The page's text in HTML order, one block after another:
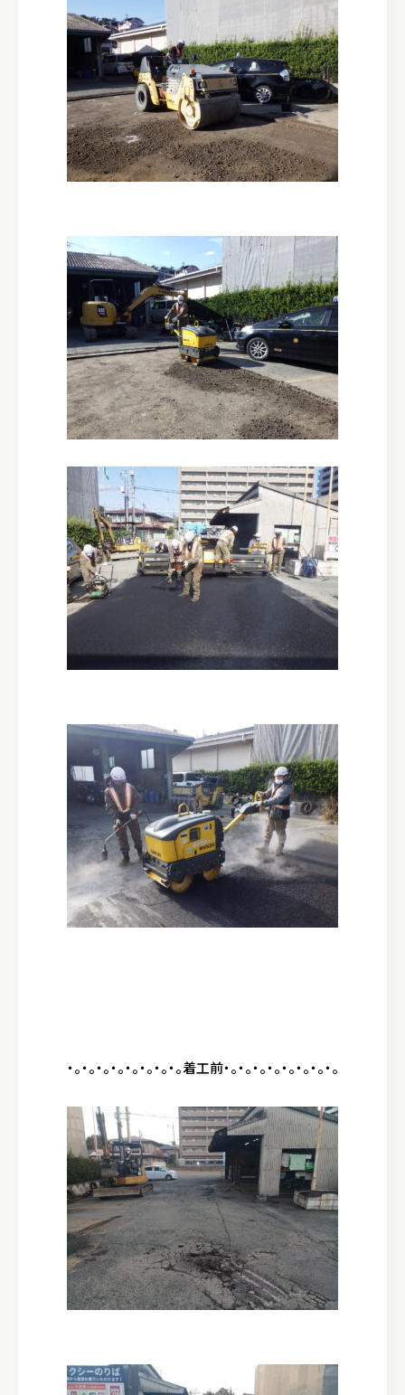
・。・。・。・。・。・。・。・。着工前・。・。・。・。・。・。・。・。